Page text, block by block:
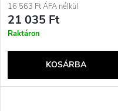
16 563 Ft ÁFA nélkül
21 035 Ft
Raktáron
KOSÁRBA